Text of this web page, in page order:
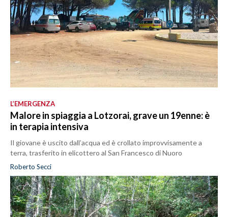
L’EMERGENZA
Malore in spiaggia a Lotzorai, grave un 19enne: è
in terapia intensiva
Il giovane è uscito dall’acqua ed è crollato improvvisamente a
terra, trasferito in elicottero al San Francesco di Nuoro
Roberto Secci